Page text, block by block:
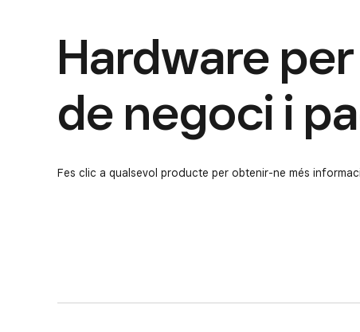
Hardware
de negoci i
Fes clic a qualsevol producte per obtenir-ne més